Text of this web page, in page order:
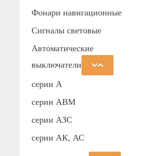
Фонари навигационные
Сигналы световые
Автоматические
выключатели
серии А
серии АВМ
cерии АЗС
серии АК, АС